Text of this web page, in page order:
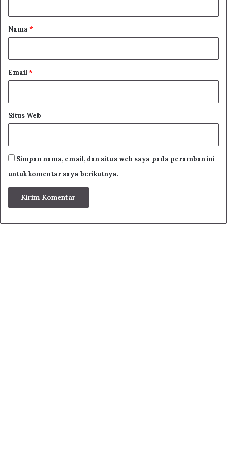
r
Nama *
Email*
Situs Web
Simpan nama, email, dan situs web saya pada peramban ini
untuk komentar saya berikutnya.